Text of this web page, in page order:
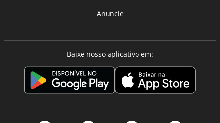
Anuncie
Baixe nosso aplicativo em: